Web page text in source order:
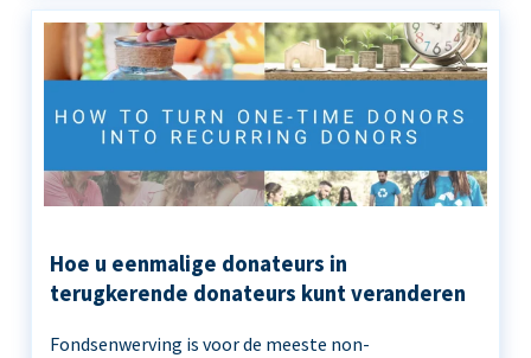
Hoe u eenmalige donateurs in
terugkerende donateurs kunt veranderen
Fondsenwerving is voor de meeste non-